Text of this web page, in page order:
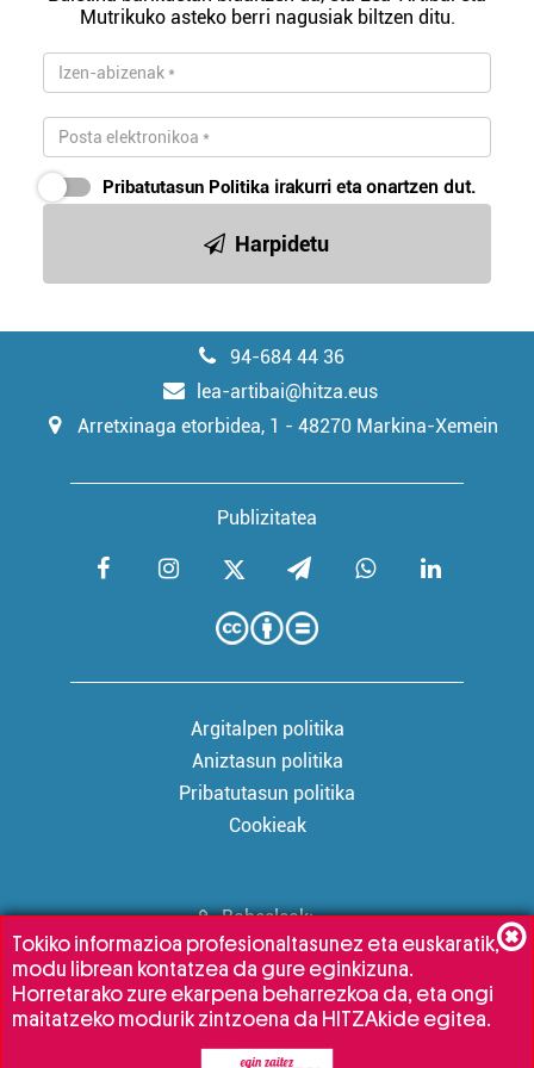
irakurriMutrikuko asteko berri nagusiak biltzen ditu.
Pribatutasun Politika irakurri eta onartzen dut.
Harpidetu
94-684 44 36
lea-artibai@hitza.eus
Arretxinaga etorbidea, 1 - 48270 Markina-Xemein
Publizitatea
Argitalpen politika
Aniztasun politika
Pribatutasun politika
Cookieak
Babesleak:
Tokiko informazioa profesionaltasunez eta euskaratik,
modu librean kontatzea da gure eginkizuna.
Horretarako zure ekarpena beharrezkoa da, eta ongi
maitatzeko modurik zintzoena da HITZAkide egitea.